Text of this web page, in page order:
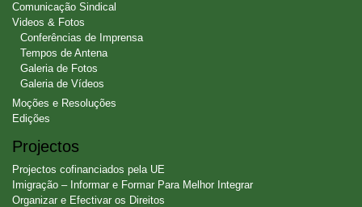
Comunicação Sindical
Videos & Fotos
Conferências de Imprensa
Tempos de Antena
Galeria de Fotos
Galeria de Vídeos
Moções e Resoluções
Edições
Projectos
Projectos cofinanciados pela UE
Imigração – Informar e Formar Para Melhor Integrar
Organizar e Efectivar os Direitos